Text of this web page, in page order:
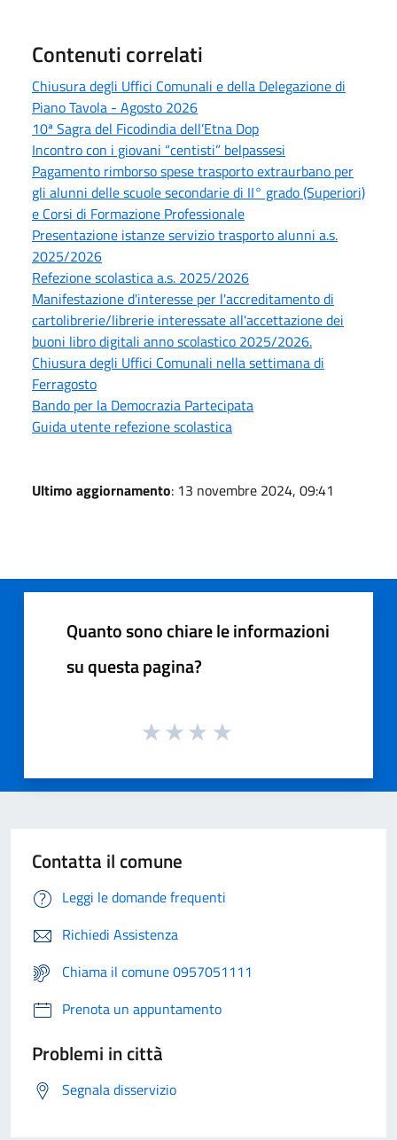
Contenuti correlati
Chiusura degli Uffici Comunali e della Delegazione di
Piano Tavola - Agosto 2026
10ª Sagra del Ficodindia dell’Etna Dop
Incontro con i giovani “centisti” belpassesi
Pagamento rimborso spese trasporto extraurbano per
gli alunni delle scuole secondarie di II° grado (Superiori)
e Corsi di Formazione Professionale
Presentazione istanze servizio trasporto alunni a.s.
2025/2026
Refezione scolastica a.s. 2025/2026
Manifestazione d'interesse per l'accreditamento di
cartolibrerie/librerie interessate all'accettazione dei
buoni libro digitali anno scolastico 2025/2026.
Chiusura degli Uffici Comunali nella settimana di
Ferragosto
Bando per la Democrazia Partecipata
Guida utente refezione scolastica
Ultimo aggiornamento: 13 novembre 2024, 09:41
Quanto sono chiare le informazioni
su questa pagina?
Contatta il comune
Leggi le domande frequenti
Richiedi Assistenza
Chiama il comune 0957051111
Prenota un appuntamento
Problemi in città
Segnala disservizio